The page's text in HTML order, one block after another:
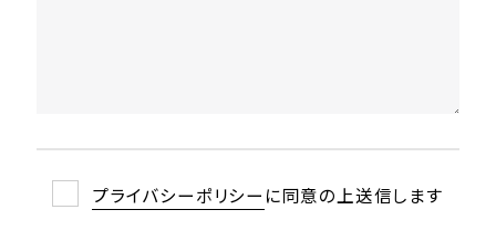
プライバシーポリシーに同意の上送信します
プライバシーポリシー